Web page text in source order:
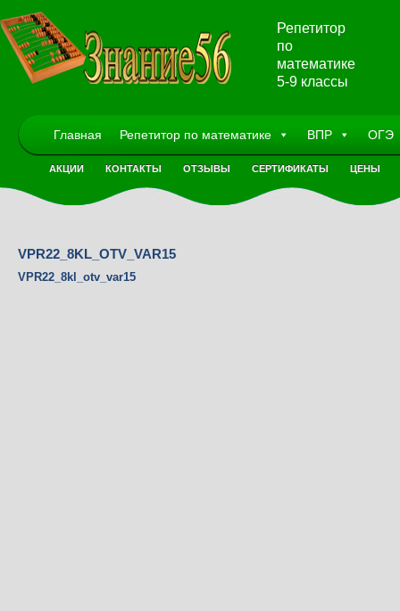
Репетитор
по
математике
5-9 классы
Главная Репетитор по математике ВПР ОГЭ
АКЦИИ КОНТАКТЫ ОТЗЫВЫ СЕРТИФИКАТЫ ЦЕНЫ
VPR22_8KL_OTV_VAR15
VPR22_8kl_otv_var15